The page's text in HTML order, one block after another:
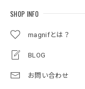
SHOP INFO
magnifとは？
BLOG
お問い合わせ